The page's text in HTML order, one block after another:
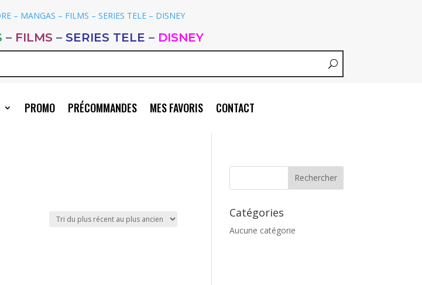
– FILMS – SERIES TELE – DISNEY
PROMO PRÉCOMMANDES MES FAVORIS CONTACT
Catégories
Aucune catégorie